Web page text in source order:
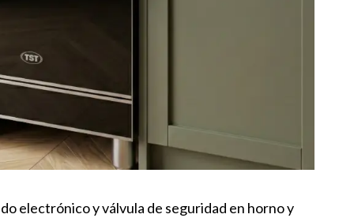
electrónico y válvula de seguridad en horno y